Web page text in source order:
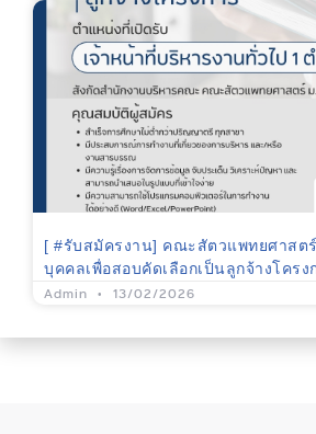
[ #รับสมัครงาน] คณะสัตวแพทยศาสต
บุคคลเพื่อสอบคัดเลือกเป็นลูกจ้างโครง
Admin 13/02/2026